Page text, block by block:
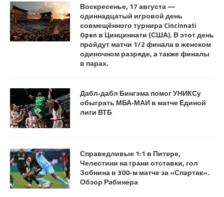
Воскресенье, 17 августа —
одиннадцатый игровой день
совмещённого турнира Cincinnati
Open в Цинциннати (США). В этот день
пройдут матчи 1/2 финала в женском
одиночном разряде, а также финалы
в парах.
Дабл‑дабл Бингэма помог УНИКСу
обыграть МБА‑МАИ в матче Единой
лиги ВТБ
Справедливые 1:1 в Питере,
Челестини на грани отставки, гол
Зобнина в 300-м матче за «Спартак».
Обзор Рабинера